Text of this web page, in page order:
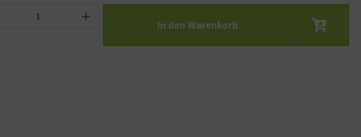
Anzahl: Gib den gewünschten Wert ein oder benutze
In den Warenkorb